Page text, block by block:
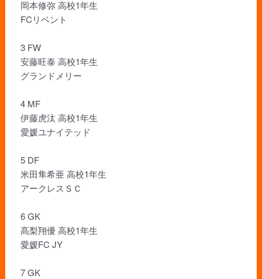
岡本修弥 高校1年生
FCリベント
3 FW
安藤旺泰 高校1年生
グランドメリー
4 MF
伊藤虎汰 高校1年生
愛媛ユナイテッド
5 DF
米田隼希亜 高校1年生
アークレスＳＣ
6 GK
髙梨翔優 高校1年生
愛媛FC JY
7 GK